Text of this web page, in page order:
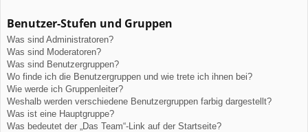
Benutzer-Stufen und Gruppen
Was sind Administratoren?
Was sind Moderatoren?
Was sind Benutzergruppen?
Wo finde ich die Benutzergruppen und wie trete ich ihnen bei?
Wie werde ich Gruppenleiter?
Weshalb werden verschiedene Benutzergruppen farbig dargestellt?
Was ist eine Hauptgruppe?
Was bedeutet der „Das Team“-Link auf der Startseite?